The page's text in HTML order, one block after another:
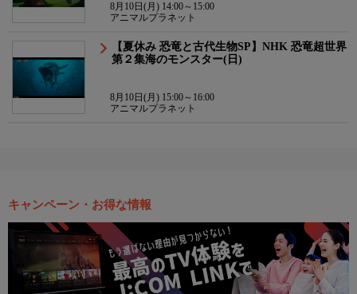
8月10日(月) 14:00～15:00
アニマルプラネット
【夏休み 恐竜と古代生物SP】NHK 恐竜超世界
第２集海のモンスター(日)
8月10日(月) 15:00～16:00
アニマルプラネット
キャンペーン・お得な情報